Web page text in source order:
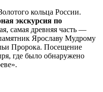
кольца России.
экскурсия по
самая древняя часть —
Ярославу Мудрому
Пророка. Посещение
где было обнаружено